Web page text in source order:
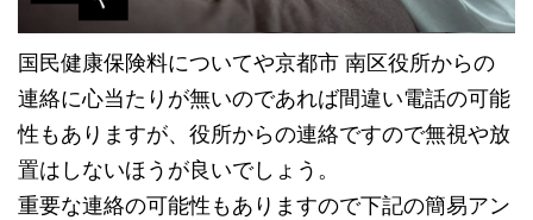
国民健康保険料についてや京都市 南区役所からの
連絡に心当たりが無いのであれば間違い電話の可能
性もありますが、役所からの連絡ですので無視や放
置はしないほうが良いでしょう。
重要な連絡の可能性もありますので下記の簡易アン